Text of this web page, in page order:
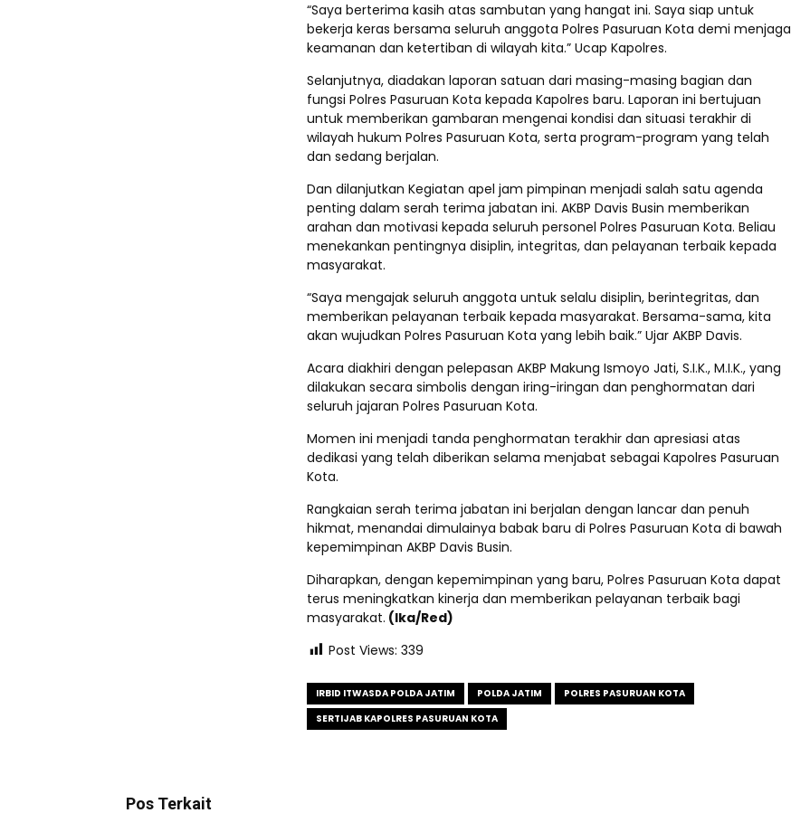
“Saya berterima kasih atas sambutan yang hangat ini. Saya siap untuk
bekerja keras bersama seluruh anggota Polres Pasuruan Kota demi menjaga
keamanan dan ketertiban di wilayah kita.” Ucap Kapolres.
Selanjutnya, diadakan laporan satuan dari masing-masing bagian dan
fungsi Polres Pasuruan Kota kepada Kapolres baru. Laporan ini bertujuan
untuk memberikan gambaran mengenai kondisi dan situasi terakhir di
wilayah hukum Polres Pasuruan Kota, serta program-program yang telah
dan sedang berjalan.
Dan dilanjutkan Kegiatan apel jam pimpinan menjadi salah satu agenda
penting dalam serah terima jabatan ini. AKBP Davis Busin memberikan
arahan dan motivasi kepada seluruh personel Polres Pasuruan Kota. Beliau
menekankan pentingnya disiplin, integritas, dan pelayanan terbaik kepada
masyarakat.
“Saya mengajak seluruh anggota untuk selalu disiplin, berintegritas, dan
memberikan pelayanan terbaik kepada masyarakat. Bersama-sama, kita
akan wujudkan Polres Pasuruan Kota yang lebih baik.” Ujar AKBP Davis.
Acara diakhiri dengan pelepasan AKBP Makung Ismoyo Jati, S.I.K., M.I.K., yang
dilakukan secara simbolis dengan iring-iringan dan penghormatan dari
seluruh jajaran Polres Pasuruan Kota.
Momen ini menjadi tanda penghormatan terakhir dan apresiasi atas
dedikasi yang telah diberikan selama menjabat sebagai Kapolres Pasuruan
Kota.
Rangkaian serah terima jabatan ini berjalan dengan lancar dan penuh
hikmat, menandai dimulainya babak baru di Polres Pasuruan Kota di bawah
kepemimpinan AKBP Davis Busin.
Diharapkan, dengan kepemimpinan yang baru, Polres Pasuruan Kota dapat
terus meningkatkan kinerja dan memberikan pelayanan terbaik bagi
masyarakat. (Ika/Red)
Post Views: 339
IRBID ITWASDA POLDA JATIM POLDA JATIM
POLRES PASURUAN KOTA
SERTIJAB KAPOLRES PASURUAN KOTA
Pos Terkait